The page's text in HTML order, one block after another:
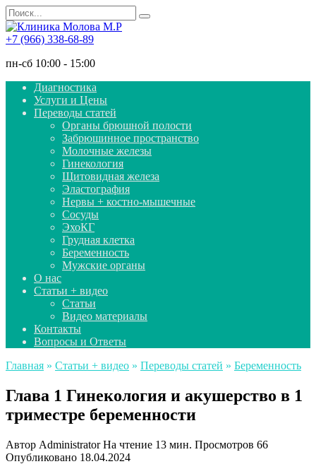
Перейти
к
содержанию
Search
for:
+7 (966) 338-68-89
пн-сб 10:00 - 15:00
Диагностика
Услуги и Цены
Переводы статей
Органы брюшной полости
Забрюшинное пространство
Молочные железы
Гинекология
Щитовидная железа
Эластография
Нервы + костно-мышечные
Сосуды
ЭхоКГ
Грудная клетка
Беременность
Мужские органы
О нас
Статьи + видео
Статьи
Видео материалы
Контакты
Вопросы и Ответы
Главная » Статьи + видео » Переводы статей » Беременность
Глава 1 Гинекология и акушерство в 1
триместре беременности
Автор Administrator На чтение 13 мин. Просмотров 66
Опубликовано 18.04.2024